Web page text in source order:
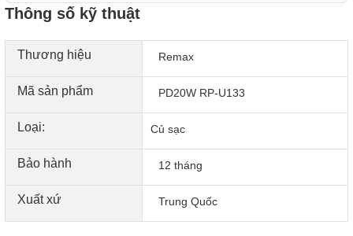
Remax RP-U133 hỗ trợ công nghệ sạc nhanh Power
Delivery (PD) 20W, cho phép sạc đầy pin cho điện thoại
iPhone từ 0% lên 50% chỉ trong 30 phút. Điều này giúp tiết
kiệm thời gian sạc và giữ cho thiết bị của bạn luôn sẵn
sàng hoạt động, đặc biệt quan trọng khi bạn đang trong tình
trạng cần gấp hoặc di chuyển.
Thông số kỹ thuật
Thương hiệu Remax
Mã sản phẩm PD20W RP-U133
Loại: Củ sạc
Bảo hành 12 tháng
Xuất xứ Trung Quốc